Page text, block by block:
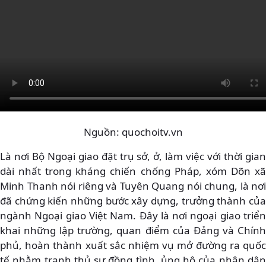
Nguồn: quochoitv.vn
Là nơi Bộ Ngoại giao đặt trụ sở, ở, làm việc với thời gian
dài nhất trong kháng chiến chống Pháp, xóm Dõn xã
Minh Thanh nói riêng và Tuyên Quang nói chung, là nơi
đã chứng kiến những bước xây dựng, trưởng thành của
ngành Ngoại giao Việt Nam. Đây là nơi ngoại giao triển
khai những lập trường, quan điểm của Đảng và Chính
phủ, hoàn thành xuất sắc nhiệm vụ mở đường ra quốc